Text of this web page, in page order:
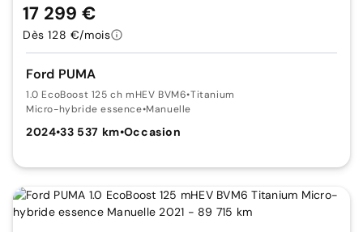
Ford PUMA
1.0 EcoBoost 125 ch mHEV BVM6•Titanium
Micro-hybride essence•Manuelle
2024•33 537 km•Occasion
17 299 €
Dès 128 €/mois